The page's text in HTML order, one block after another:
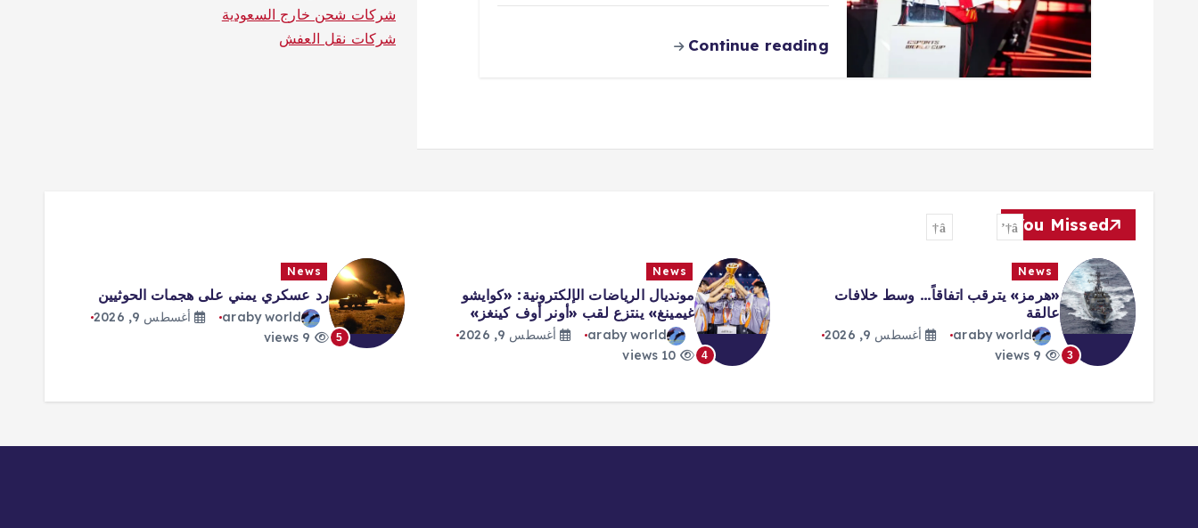
Continue reading
شركات شحن خارج السعودية
شركات نقل العفش
You Missed
3
News
«هرمز» يترقب اتفاقاً… وسط خلافات
عالقة
araby world
أغسطس 9, 2026
4
News
مونديال الرياضات الإلكترونية: «كوايشو
غيمينغ» ينتزع لقب «أونر أوف كينغز»
araby world
أغسطس 9, 2026
5
News
رد عسكري يمني على هجمات الحوثيين
araby world
أغسطس 9, 2026